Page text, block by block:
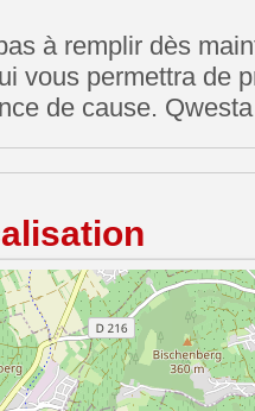
à remplir dès
vous permettra de
de cause.